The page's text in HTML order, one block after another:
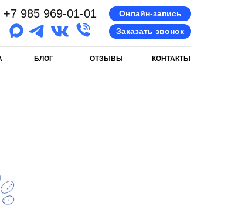
Онлайн-запись
БЛОГ КОНТАКТЫ
ОТЗЫВЫ
Заказать звонок
+7 985 969-01-01